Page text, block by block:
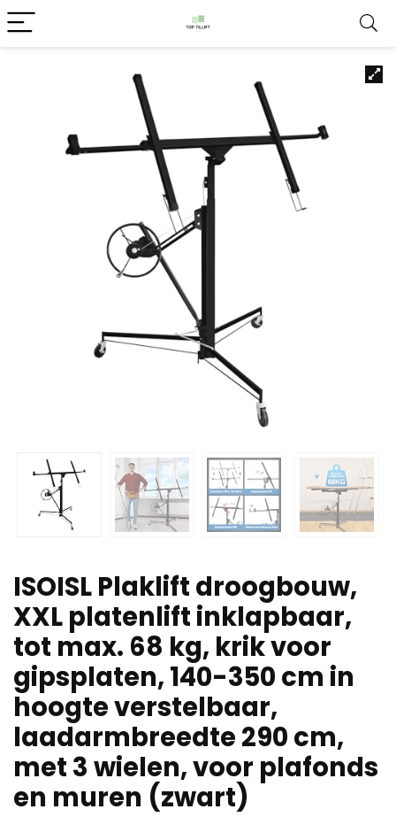
ISOISL Plaklift droogbouw,
XXL platenlift inklapbaar,
tot max. 68 kg, krik voor
gipsplaten, 140-350 cm in
hoogte verstelbaar,
laadarmbreedte 290 cm,
met 3 wielen, voor plafonds
en muren (zwart)